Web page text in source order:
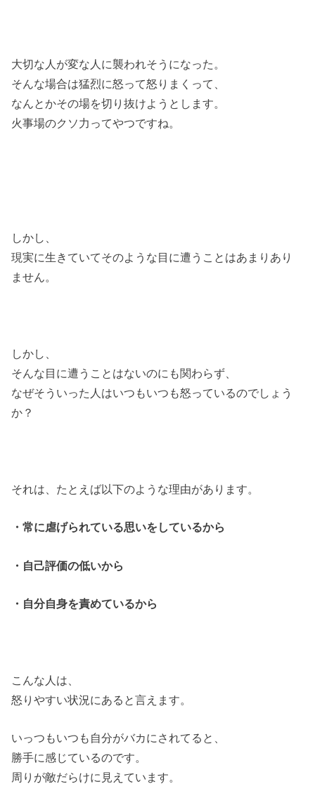
大切な人が変な人に襲われそうになった。
そんな場合は猛烈に怒って怒りまくって、
なんとかその場を切り抜けようとします。
火事場のクソ力ってやつですね。
しかし、
現実に生きていてそのような目に遭うことはあまりあり
ません。
しかし、
そんな目に遭うことはないのにも関わらず、
なぜそういった人はいつもいつも怒っているのでしょう
か？
それは、たとえば以下のような理由があります。
・常に虐げられている思いをしているから
・自己評価の低いから
・自分自身を責めているから
こんな人は、
怒りやすい状況にあると言えます。
いっつもいつも自分がバカにされてると、
勝手に感じているのです。
周りが敵だらけに見えています。